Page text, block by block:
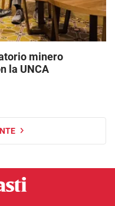
minero
la UNCA